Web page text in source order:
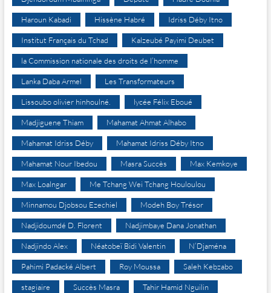
Haroun Kabadi Hissène Habré Idriss Déby Itno
Institut Français du Tchad Kalzeubé Payimi Deubet
la Commission nationale des droits de l’homme
Lanka Daba Armel Les Transformateurs
Lissoubo olivier hinhoulné. lycée Félix Eboué
Madjiguene Thiam Mahamat Ahmat Alhabo
Mahamat Idriss Déby Mahamat Idriss Déby Itno
Mahamat Nour Ibedou Masra Succès Max Kemkoye
Max Loalngar Me Tchang Wei Tchang Houloulou
Minnamou Djobsou Ezechiel Modeh Boy Trésor
Nadjidoumdé D. Florent Nadjimbaye Dana Jonathan
Nadjindo Alex Néatobeï Bidi Valentin N’Djaména
Pahimi Padacké Albert Roy Moussa Saleh Kebzabo
stagiaire Succès Masra Tahir Hamid Nguilin